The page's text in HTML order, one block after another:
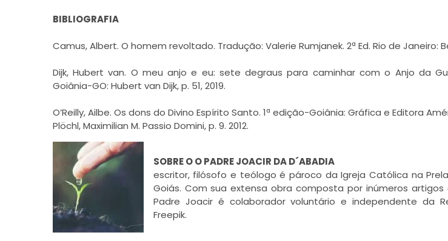
BIBLIOGRAFIA
Camus, Albert. O homem revoltado. Tradução: Valerie Rumjanek. 2ª Ed. Rio de Janeiro:
Dijk, Hubert van. O meu anjo e eu: sete degraus para caminhar com o Anjo da
Goiânia-GO: Hubert van Dijk, p. 51, 2019.
O’Reilly, Ailbe. Os dons do Divino Espírito Santo. 1ª edição-Goiânia: Gráfica e Editora
Plöchl, Maximilian M. Passio Domini, p. 9. 2012.
SOBRE O O PADRE JOACIR DA D´ABADIA
escritor, filósofo e teólogo é pároco da Igreja Católica na
Goiás. Com sua extensa obra composta por inúmeros artigos
Padre Joacir é colaborador voluntário e independente da
Freepik.